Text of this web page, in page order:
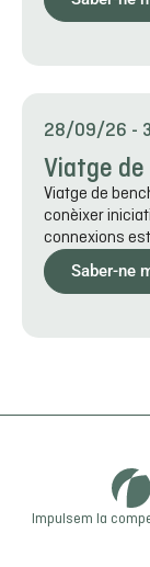
28/09/26 -
Viatge
Viatge de
conèixer
connexions
Saber-ne
Impulsem la